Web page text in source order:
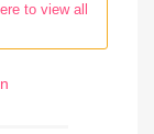
to view all